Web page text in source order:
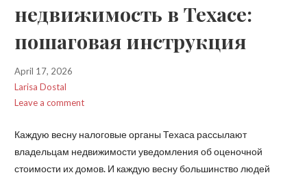
недвижимость в Техасе:
пошаговая инструкция
April 17, 2026
Larisa Dostal
Leave a comment
Каждую весну налоговые органы Техаса рассылают
владельцам недвижимости уведомления об оценочной
стоимости их домов. И каждую весну большинство людей